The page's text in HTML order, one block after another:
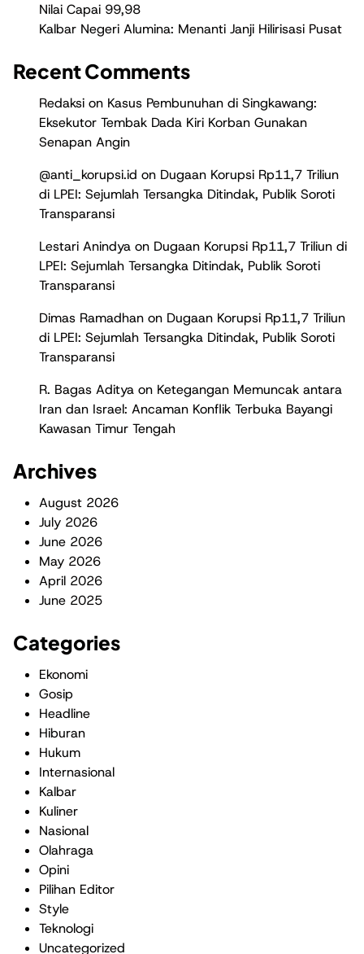
Nilai Capai 99,98
Kalbar Negeri Alumina: Menanti Janji Hilirisasi Pusat
Recent Comments
Redaksi on Kasus Pembunuhan di Singkawang:
Eksekutor Tembak Dada Kiri Korban Gunakan
Senapan Angin
@anti_korupsi.id on Dugaan Korupsi Rp11,7 Triliun
di LPEI: Sejumlah Tersangka Ditindak, Publik Soroti
Transparansi
Lestari Anindya on Dugaan Korupsi Rp11,7 Triliun di
LPEI: Sejumlah Tersangka Ditindak, Publik Soroti
Transparansi
Dimas Ramadhan on Dugaan Korupsi Rp11,7 Triliun
di LPEI: Sejumlah Tersangka Ditindak, Publik Soroti
Transparansi
R. Bagas Aditya on Ketegangan Memuncak antara
Iran dan Israel: Ancaman Konflik Terbuka Bayangi
Kawasan Timur Tengah
Archives
August 2026
July 2026
June 2026
May 2026
April 2026
June 2025
Categories
Ekonomi
Gosip
Headline
Hiburan
Hukum
Internasional
Kalbar
Kuliner
Nasional
Olahraga
Opini
Pilihan Editor
Style
Teknologi
Uncategorized